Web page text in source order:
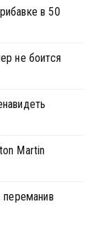
в 50
не боится
Martin